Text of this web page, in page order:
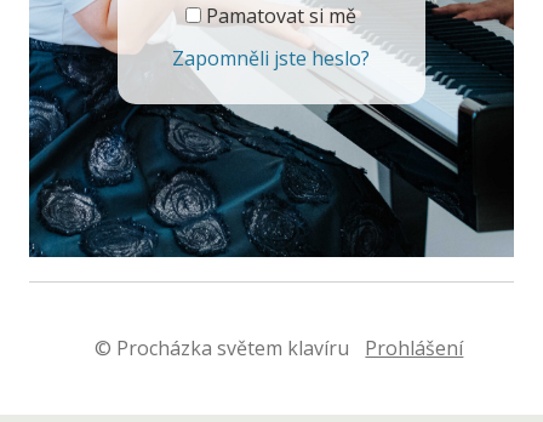
Pamatovat si mě
Zapomněli jste heslo?
© Procházka světem klavíru Prohlášení